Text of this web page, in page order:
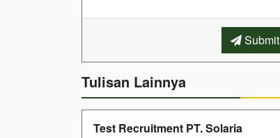
Submit
Tulisan Lainnya
Test Recruitment PT. Solaria